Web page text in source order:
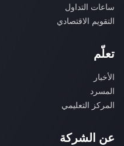
ساعات التداول
التقويم الاقتصادي
تعلّم
الأخبار
المسرد
المركز التعليمي
عن الشركة